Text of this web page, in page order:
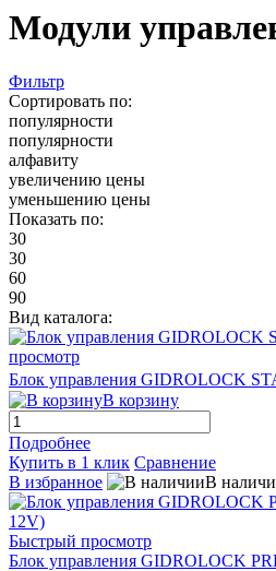
Модули
Фильтр
Сортировать по:
популярности
популярности
алфавиту
увеличению цены
уменьшению цены
Показать по:
30
30
60
90
Вид каталога:
просмотр
Блок управления GIDROLOCK
В корзину
Подробнее
Купить в 1 клик Сравнение
В избранное
В
Быстрый просмотр
Блок управления GIDROLOCK